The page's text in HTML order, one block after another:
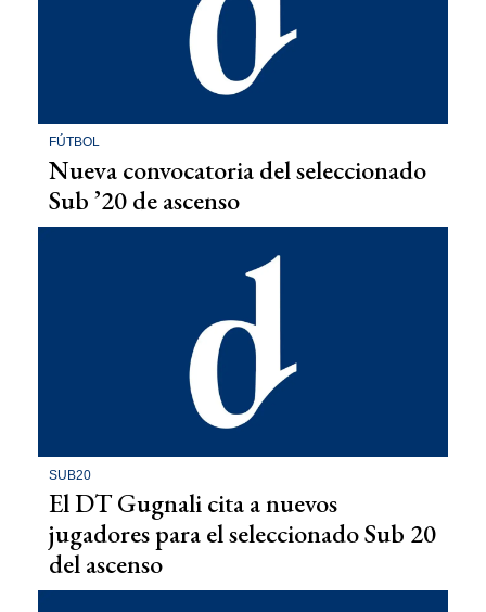
FÚTBOL
Nueva convocatoria del seleccionado
Sub ’20 de ascenso
SUB20
El DT Gugnali cita a nuevos
jugadores para el seleccionado Sub 20
del ascenso